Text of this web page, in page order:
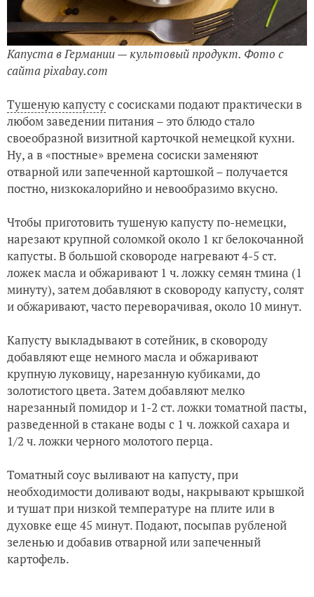
Капуста в Германии — культовый продукт. Фото с
сайта pixabay.com
Тушеную капустус сосисками подают практически в
любом заведении питания – это блюдо стало
своеобразной визитной карточкой немецкой кухни.
Ну, а в «постные» времена сосиски заменяют
отварной или запеченной картошкой – получается
постно, низкокалорийно и невообразимо вкусно.
Чтобы приготовить тушеную капусту по-немецки,
нарезают крупной соломкой около 1 кг белокочанной
капусты. В большой сковороде нагревают 4-5 ст.
ложек масла и обжаривают 1 ч. ложку семян тмина (1
минуту), затем добавляют в сковороду капусту, солят
и обжаривают, часто переворачивая, около 10 минут.
Капусту выкладывают в сотейник, в сковороду
добавляют еще немного масла и обжаривают
крупную луковицу, нарезанную кубиками, до
золотистого цвета. Затем добавляют мелко
нарезанный помидор и 1-2 ст. ложки томатной пасты,
разведенной в стакане воды с 1 ч. ложкой сахара и
1/2 ч. ложки черного молотого перца.
Томатный соус выливают на капусту, при
необходимости доливают воды, накрывают крышкой
и тушат при низкой температуре на плите или в
духовке еще 45 минут. Подают, посыпав рубленой
зеленью и добавив отварной или запеченный
картофель.